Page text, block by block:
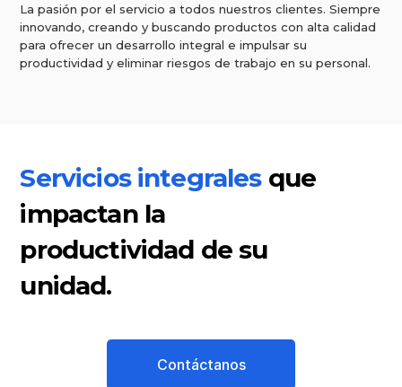
La pasión por el servicio a todos nuestros clientes. Siempre
innovando, creando y buscando productos con alta calidad
para ofrecer un desarrollo integral e impulsar su
productividad y eliminar riesgos de trabajo en su personal.
Servicios integralesque
impactan la
productividad de su
unidad.
Contáctanos